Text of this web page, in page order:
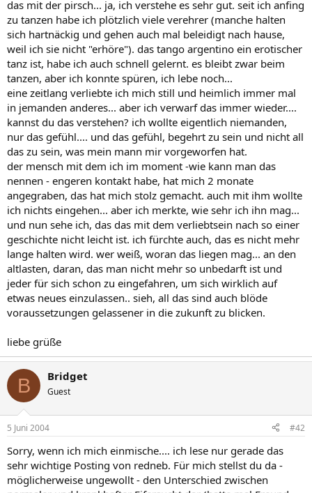
das mit der pirsch... ja, ich verstehe es sehr gut. seit ich anfing
zu tanzen habe ich plötzlich viele verehrer (manche halten
sich hartnäckig und gehen auch mal beleidigt nach hause,
weil ich sie nicht "erhöre"). das tango argentino ein erotischer
tanz ist, habe ich auch schnell gelernt. es bleibt zwar beim
tanzen, aber ich konnte spüren, ich lebe noch...
eine zeitlang verliebte ich mich still und heimlich immer mal
in jemanden anderes... aber ich verwarf das immer wieder....
kannst du das verstehen? ich wollte eigentlich niemanden,
nur das gefühl.... und das gefühl, begehrt zu sein und nicht all
das zu sein, was mein mann mir vorgeworfen hat.
der mensch mit dem ich im moment -wie kann man das
nennen - engeren kontakt habe, hat mich 2 monate
angegraben, das hat mich stolz gemacht. auch mit ihm wollte
ich nichts eingehen... aber ich merkte, wie sehr ich ihn mag...
und nun sehe ich, das das mit dem verliebtsein nach so einer
geschichte nicht leicht ist. ich fürchte auch, das es nicht mehr
lange halten wird. wer weiß, woran das liegen mag... an den
altlasten, daran, das man nicht mehr so unbedarft ist und
jeder für sich schon zu eingefahren, um sich wirklich auf
etwas neues einzulassen.. sieh, all das sind auch blöde
voraussetzungen gelassener in die zukunft zu blicken.
liebe grüße
B Bridget
Guest
5 Juni 2004 #42
Sorry, wenn ich mich einmische.... ich lese nur gerade das
sehr wichtige Posting von redneb. Für mich stellst du da -
möglicherweise ungewollt - den Unterschied zwischen